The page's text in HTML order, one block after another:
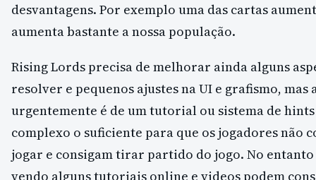
desvantagens. Por exemplo uma das cartas
aumenta bastante a nossa população.
Rising Lords precisa de melhorar ainda alguns
resolver e pequenos ajustes na UI e grafismo,
urgentemente é de um tutorial ou sistema de
complexo o suficiente para que os jogadores não
jogar e consigam tirar partido do jogo. No
vendo alguns tutoriais online e videos podem